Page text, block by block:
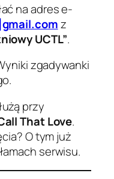
na adres e-
z
UCTL”.
zgadywanki
przy
That Love.
O tym już
serwisu.